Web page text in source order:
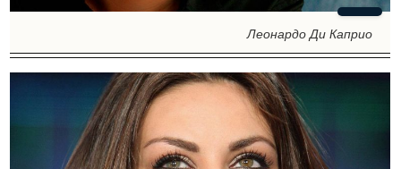
Леонардо Ди Каприо